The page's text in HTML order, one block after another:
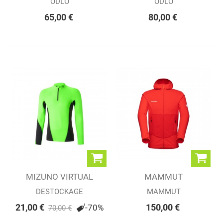
65,00 € 80,00 €
MIZUNO VIRTUAL
BODY G1 H/Z...
DESTOCKAGE
21,00 € 70,00 € -70%
MAMMUT
ACONCAGUA LIGHT
ML JACKET...
MAMMUT
150,00 €